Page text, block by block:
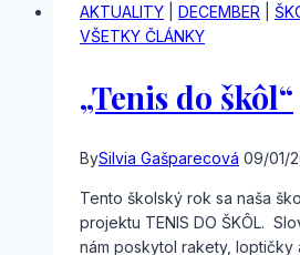
AKTUALITY DECEMBER
VŠETKY ČLÁNKY
„Tenis do škôl“
BySilvia Gašparecová 09/01/
Tento školský rok sa naša
projektu TENIS DO ŠKÔL.
nám poskytol rakety, loptičky